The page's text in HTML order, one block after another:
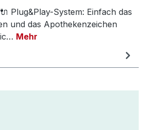
Plug&Play-System: Einfach das
und das Apothekenzeichen
Mehr